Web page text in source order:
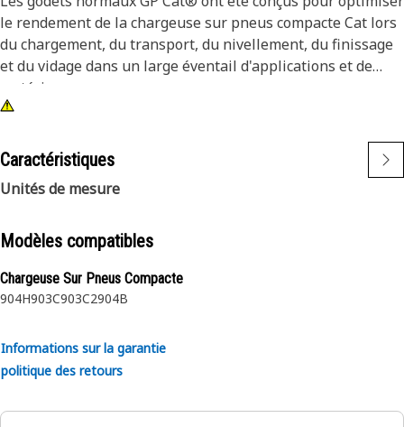
le rendement de la chargeuse sur pneus compacte Cat lors
du chargement, du transport, du nivellement, du finissage
et du vidage dans un large éventail d'applications et de
matériaux.
Caractéristiques
Unités de mesure
Modèles compatibles
Chargeuse Sur Pneus Compacte
904H903C903C2904B
Informations sur la garantie
politique des retours